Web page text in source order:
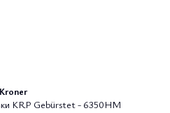
Kroner
KRP Gebürstet - 6350HM